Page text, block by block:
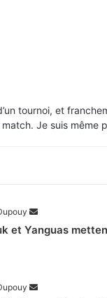
tournoi, et
match. Je suis même
et Yanguas